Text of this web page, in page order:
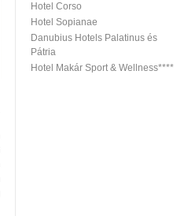
Hotel Corso
Hotel Sopianae
Danubius Hotels Palatinus és
Pátria
Hotel Makár Sport & Wellness****